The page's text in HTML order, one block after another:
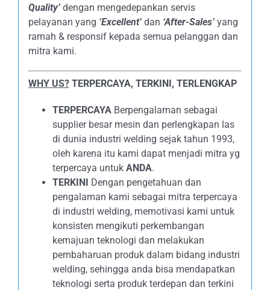
Quality’dengan mengedepankan servis
pelayanan yang ‘Excellent’dan ‘After-Sales’yang
ramah & responsif kepada semua pelanggan dan
mitra kami.
WHY US? TERPERCAYA, TERKINI, TERLENGKAP
TERPERCAYABerpengalaman sebagai
supplier besar mesin dan perlengkapan las
di dunia industri welding sejak tahun 1993,
oleh karena itu kami dapat menjadi mitra yg
terpercaya untuk ANDA.
TERKINI Dengan pengetahuan dan
pengalaman kami sebagai mitra terpercaya
di industri welding, memotivasi kami untuk
konsisten mengikuti perkembangan
kemajuan teknologi dan melakukan
pembaharuan produk dalam bidang industri
welding, sehingga anda bisa mendapatkan
teknologi serta produk terdepan dan terkini